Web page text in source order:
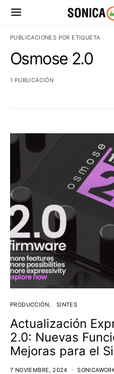
PUBLICACIONES POR ETIQUETA
Osmose 2.0
1 PUBLICACIÓN
PRODUCCIÓN SINTES
Actualización
2.0: Nuevas
Mejoras para el
7 NOVIEMBRE, 2024